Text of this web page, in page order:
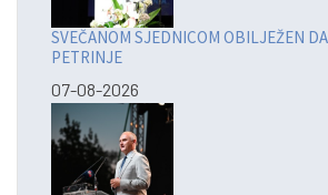
SVEČANOM SJEDNICOM OBILJEŽEN
PETRINJE
07-08-2026